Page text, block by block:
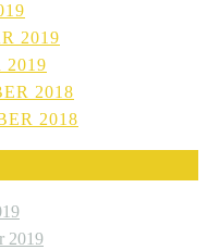
2019
2018
2018
2019